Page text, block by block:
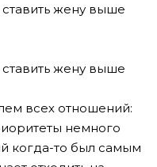
всех отношений:
немного
когда-то был самым